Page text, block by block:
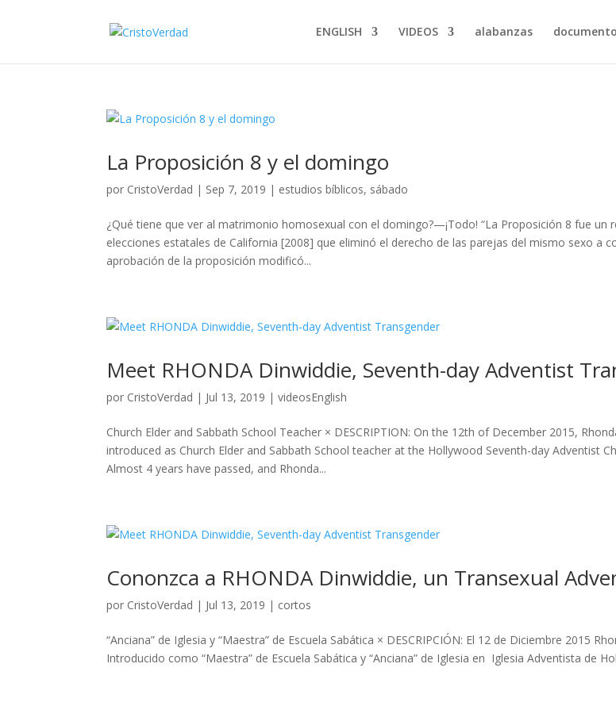
ENGLISH VIDEOS alabanzas
La Proposición 8 y el domingo
por CristoVerdad | Sep 7, 2019 | estudios bíblicos, sábado
¿Qué tiene que ver al matrimonio homosexual con el domingo?—¡Todo! “La Proposición 8 fue un
elecciones estatales de California [2008] que eliminó el derecho de las parejas del mismo sexo a
aprobación de la proposición modificó...
Meet RHONDA Dinwiddie, Seventh-day Adventist
por CristoVerdad | Jul 13, 2019 |videosEnglish
Church Elder and Sabbath School Teacher × DESCRIPTION: On the 12th of December 2015,
introduced as Church Elder and Sabbath School teacher at the Hollywood Seventh-day Adventist
Almost 4 years have passed, and Rhonda...
Cononzca a RHONDA Dinwiddie, un Transexual
por CristoVerdad | Jul 13, 2019 | cortos
“Anciana” de Iglesia y “Maestra” de Escuela Sabática × DESCRIPCIÓN: El 12 de Diciembre 2015
Introducido como “Maestra” de Escuela Sabática y “Anciana” de Iglesia en Iglesia Adventista de